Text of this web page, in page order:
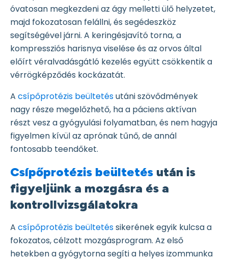
óvatosan megkezdeni az ágy melletti ülő helyzetet,
majd fokozatosan felállni, és segédeszköz
segítségével járni. A keringésjavító torna, a
kompressziós harisnya viselése és az orvos által
előírt véralvadásgátló kezelés együtt csökkentik a
vérrögképződés kockázatát.
A csípőprotézis beültetésutáni szövődmények
nagy része megelőzhető, ha a páciens aktívan
részt vesz a gyógyulási folyamatban, és nem hagyja
figyelmen kívül az aprónak tűnő, de annál
fontosabb teendőket.
Csípőprotézis beültetés után is
figyeljünk a mozgásra és a
kontrollvizsgálatokra
A csípőprotézis beültetéssikerének egyik kulcsa a
fokozatos, célzott mozgásprogram. Az első
hetekben a gyógytorna segíti a helyes izommunka